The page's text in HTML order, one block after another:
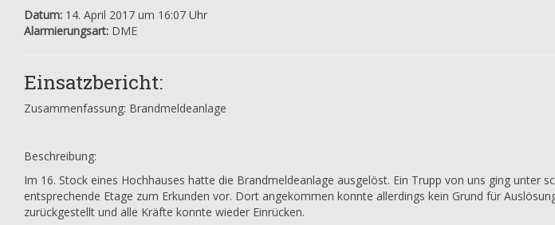
Datum: 14. April 2017 um 16:07 Uhr
Alarmierungsart: DME
Einsatzbericht:
Zusammenfassung: Brandmeldeanlage
Beschreibung:
Im 16. Stock eines Hochhauses hatte die Brandmeldeanlage ausgelöst. Ein Trupp von uns ging unter
entsprechende Etage zum Erkunden vor. Dort angekommen konnte allerdings kein Grund für
zurückgestellt und alle Kräfte konnte wieder Einrücken.